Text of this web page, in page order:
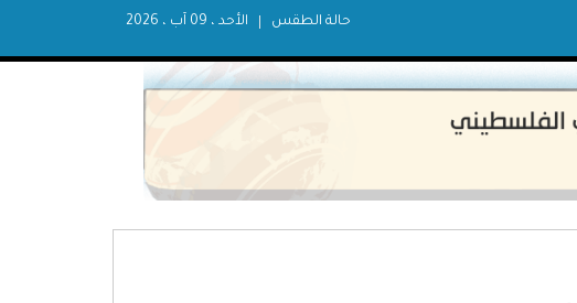
الأحد ، 09 آب ، 2026 حالة الطقس